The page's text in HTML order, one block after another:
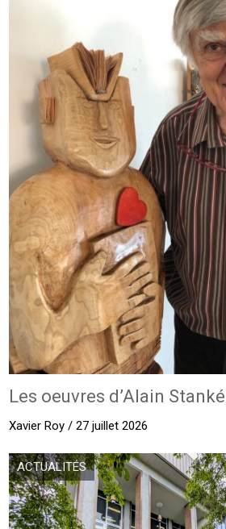
Les oeuvres d’Alain
Xavier Roy / 27 juillet 2026
ACTUALITÉS